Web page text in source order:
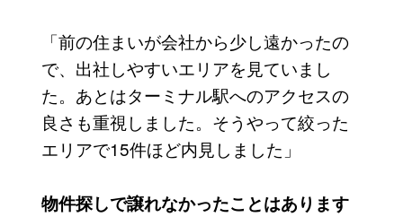
「前の住まいが会社から少し遠かったの
で、出社しやすいエリアを見ていまし
た。あとはターミナル駅へのアクセスの
良さも重視しました。そうやって絞った
エリアで15件ほど内見しました」
物件探しで譲れなかったことはあります